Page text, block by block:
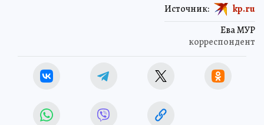
Ева МУР
корреспондент
Источник: kp.ru